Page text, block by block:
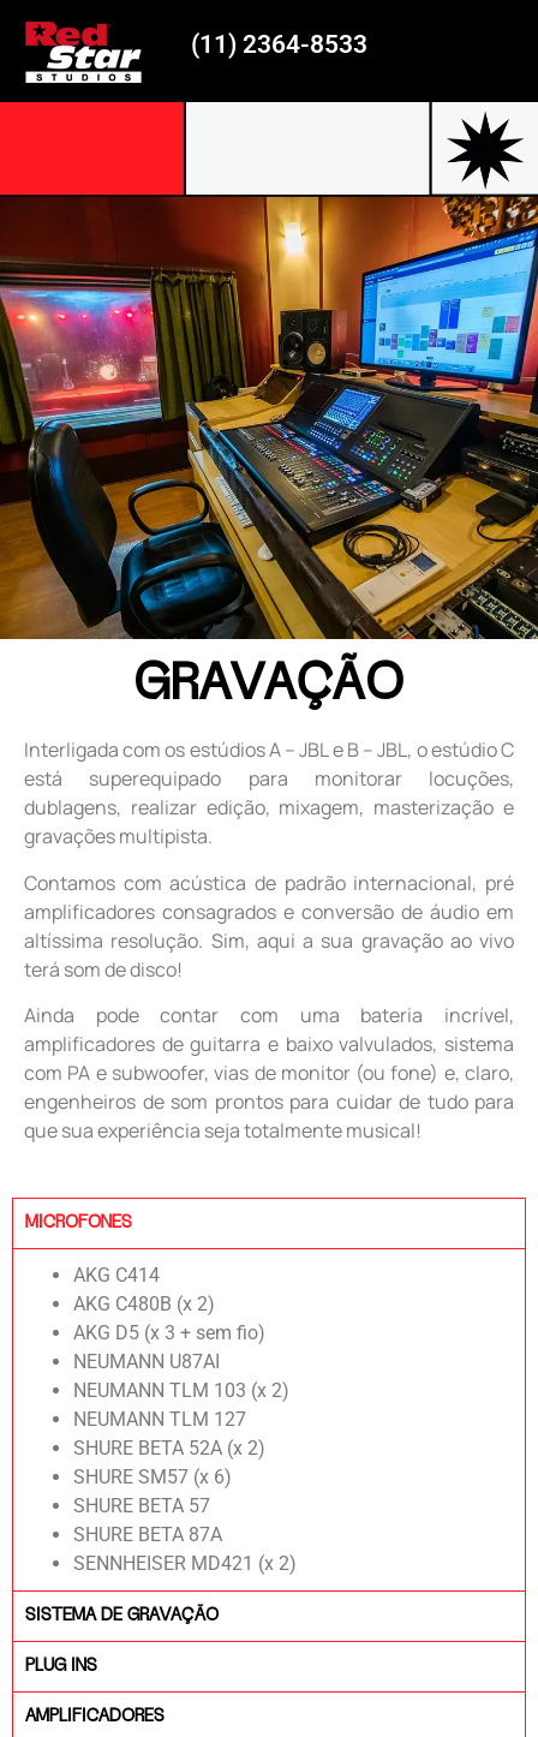
(11) 2364-8533
GRAVAÇÃO
Interligada com os estúdios A – JBL e B – JBL, o estúdio C
está superequipado para monitorar locuções,
dublagens, realizar edição, mixagem, masterização e
gravações multipista.
Contamos com acústica de padrão internacional, pré
amplificadores consagrados e conversão de áudio em
altíssima resolução. Sim, aqui a sua gravação ao vivo
terá som de disco!
Ainda pode contar com uma bateria incrível,
amplificadores de guitarra e baixo valvulados, sistema
com PA e subwoofer, vias de monitor (ou fone) e, claro,
engenheiros de som prontos para cuidar de tudo para
que sua experiência seja totalmente musical!
MICROFONES
AKG C414
AKG C480B (x 2)
AKG D5 (x 3 + sem fio)
NEUMANN U87AI
NEUMANN TLM 103 (x 2)
NEUMANN TLM 127
SHURE BETA 52A (x 2)
SHURE SM57 (x 6)
SHURE BETA 57
SHURE BETA 87A
SENNHEISER MD421 (x 2)
SISTEMA DE GRAVAÇÃO
PLUG INS
AMPLIFICADORES